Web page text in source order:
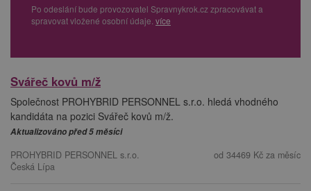
Po odeslání bude provozovatel Spravnykrok.cz zpracovávat a
spravovat vložené osobní údaje. více
Svářeč kovů m/ž
Společnost PROHYBRID PERSONNEL s.r.o. hledá vhodného
kandidáta na pozici Svářeč kovů m/ž.
Aktualizováno před 5 měsíci
PROHYBRID PERSONNEL s.r.o.
Česká Lípa
od 34469 Kč za měsíc